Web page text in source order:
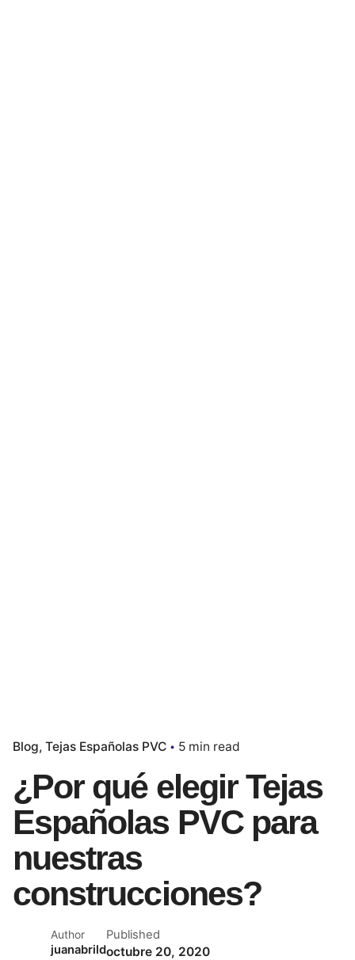
Blog Tejas Españolas PVC 5 min read
¿Por qué elegir Tejas
Españolas PVC para
nuestras
construcciones?
Author
juanabrild
Published
octubre 20, 2020